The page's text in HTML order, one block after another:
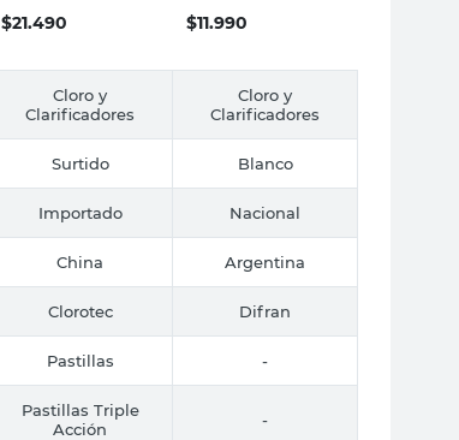
$21.490 $11.990
Cloro y
Clarificadores
Cloro y
Clarificadores
Surtido Blanco
Importado Nacional
China Argentina
Clorotec Difran
Pastillas -
Pastillas Triple
Acción
-